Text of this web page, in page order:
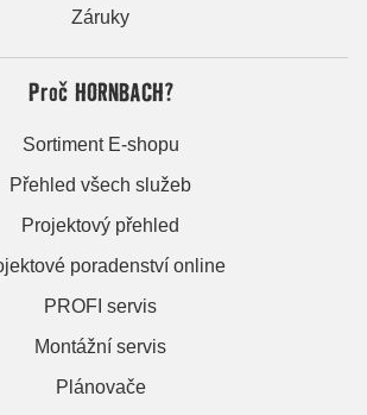
Záruky
Proč HORNBACH?
Sortiment E-shopu
Přehled všech služeb
Projektový přehled
poradenství online
PROFI servis
Montážní servis
Plánovače